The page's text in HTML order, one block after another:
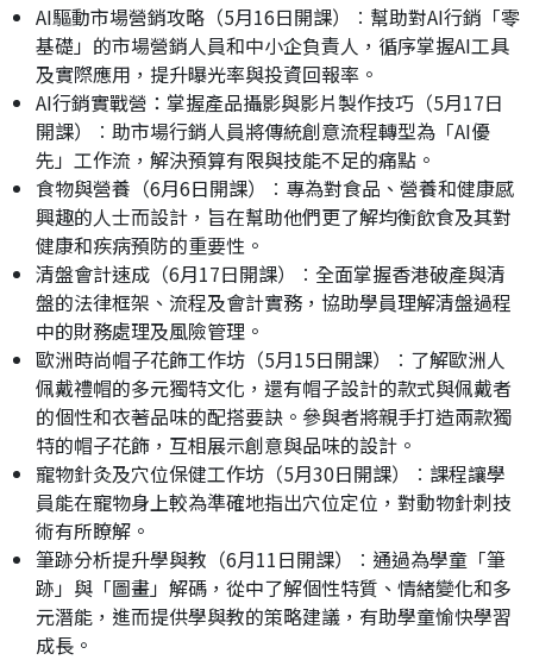
AI驅動市場營銷攻略（5月16日開課）︰幫助對AI行銷「零
基礎」的市場營銷人員和中小企負責人，循序掌握AI工具
及實際應用，提升曝光率與投資回報率。
AI行銷實戰營：掌握產品攝影與影片製作技巧（5月17日
開課）︰助市場行銷人員將傳統創意流程轉型為「AI優
先」工作流，解決預算有限與技能不足的痛點。
食物與營養（6月6日開課）︰專為對食品、營養和健康感
興趣的人士而設計，旨在幫助他們更了解均衡飲食及其對
健康和疾病預防的重要性。
清盤會計速成（6月17日開課）︰全面掌握香港破產與清
盤的法律框架、流程及會計實務，協助學員理解清盤過程
中的財務處理及風險管理。
歐洲時尚帽子花飾工作坊（5月15日開課）︰了解歐洲人
佩戴禮帽的多元獨特文化，還有帽子設計的款式與佩戴者
的個性和衣著品味的配搭要訣。參與者將親手打造兩款獨
特的帽子花飾，互相展示創意與品味的設計。
寵物針灸及穴位保健工作坊（5月30日開課）︰課程讓學
員能在寵物身上較為準確地指出穴位定位，對動物針刺技
術有所瞭解。
筆跡分析提升學與教（6月11日開課）︰通過為學童「筆
跡」與「圖畫」解碼，從中了解個性特質、情緒變化和多
元潛能，進而提供學與教的策略建議，有助學童愉快學習
成長。